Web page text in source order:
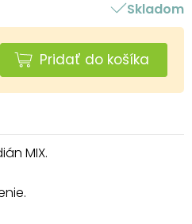
Skladom
Pridať do košíka
MIX.